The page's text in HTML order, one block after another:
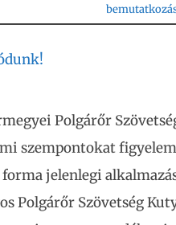
Polgárőr
szempontokat
jelenlegi
Polgárőr Szövetség